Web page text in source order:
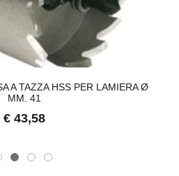
A TAZZA HSS PER LAMIERA Ø
MM. 41
€ 43,58